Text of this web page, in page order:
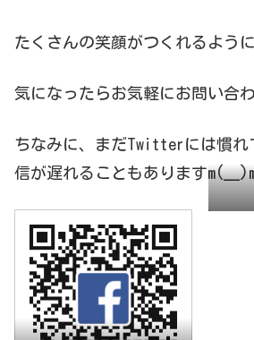
たくさんの笑顔がつくれるよう
気になったらお気軽にお問い合
ちなみに、まだTwitterには慣れ
信が遅れることもあります